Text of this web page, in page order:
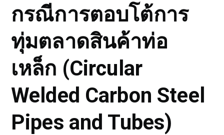
กรณีการตอบโต้การ
ทุ่มตลาดสินค้าท่อ
เหล็ก (Circular
Welded Carbon Steel
Pipes and Tubes)